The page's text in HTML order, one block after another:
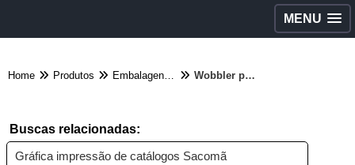
MENU
Home Produtos Embalagens diversas - Categoria Wobbler preço Cidade Ademar
Buscas relacionadas:
Gráfica impressão de catálogos Sacomã